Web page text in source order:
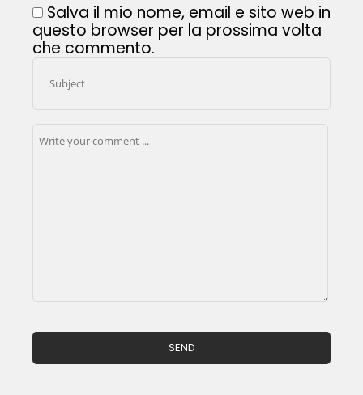
Salva il mio nome, email e sito web in
questo browser per la prossima volta
che commento.